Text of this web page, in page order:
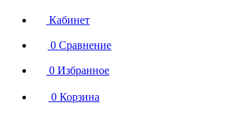
Кабинет
0 Сравнение
0 Избранное
0 Корзина